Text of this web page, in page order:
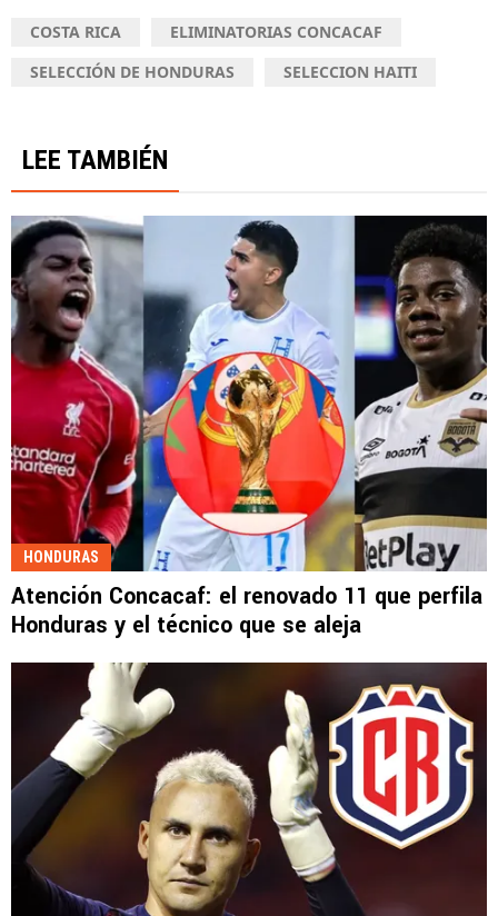
COSTA RICA
ELIMINATORIAS CONCACAF
SELECCIÓN DE HONDURAS
SELECCION HAITI
LEE TAMBIÉN
HONDURAS
Atención Concacaf: el renovado 11 que perfila
Honduras y el técnico que se aleja